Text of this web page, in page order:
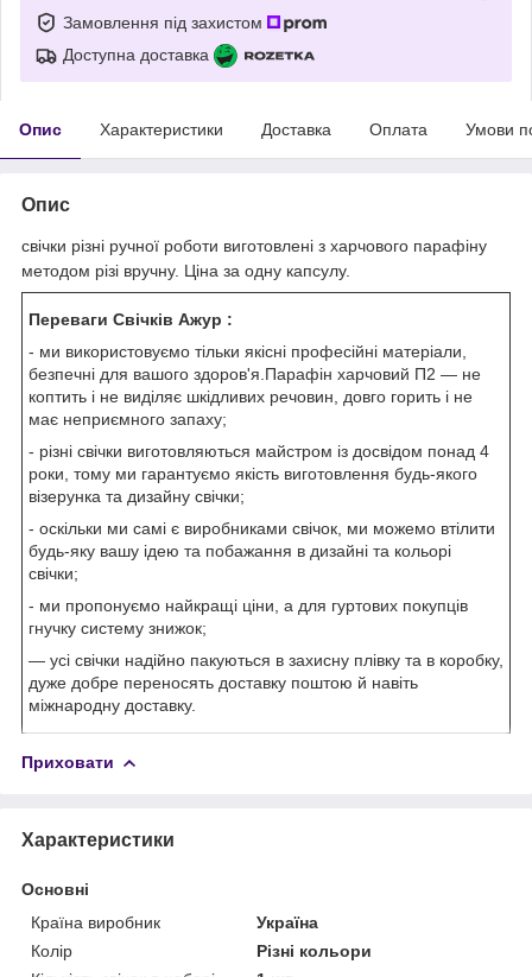
Замовлення під захистом
Доступна доставка
Опис Характеристики Доставка Оплата Умови
Опис
свічки різні ручної роботи виготовлені з харчового парафіну
методом різі вручну. Ціна за одну капсулу.
Переваги Свічків Ажур :
- ми використовуємо тільки якісні професійні матеріали,
безпечні для вашого здоров'я.Парафін харчовий П2 — не
коптить і не виділяє шкідливих речовин, довго горить і не
має неприємного запаху;
- різні свічки виготовляються майстром із досвідом понад 4
роки, тому ми гарантуємо якість виготовлення будь-якого
візерунка та дизайну свічки;
- оскільки ми самі є виробниками свічок, ми можемо втілити
будь-яку вашу ідею та побажання в дизайні та кольорі
свічки;
- ми пропонуємо найкращі ціни, а для гуртових покупців
гнучку систему знижок;
— усі свічки надійно пакуються в захисну плівку та в коробку,
дуже добре переносять доставку поштою й навіть
міжнародну доставку.
Приховати
Характеристики
Основні
Країна виробник
Україна
Колір
Різні кольори